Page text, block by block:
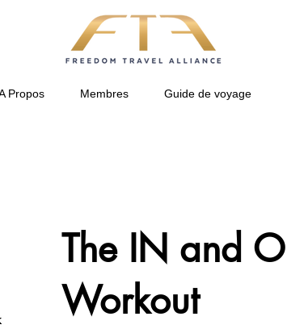
Propos Membres Guide de voyage
The IN and
Workout